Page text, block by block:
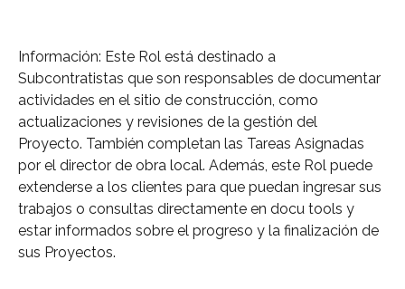
Información: Este Rol está destinado a
Subcontratistas que son responsables de documentar
actividades en el sitio de construcción, como
actualizaciones y revisiones de la gestión del
Proyecto. También completan las Tareas Asignadas
por el director de obra local. Además, este Rol puede
extenderse a los clientes para que puedan ingresar sus
trabajos o consultas directamente en docu tools y
estar informados sobre el progreso y la finalización de
sus Proyectos.